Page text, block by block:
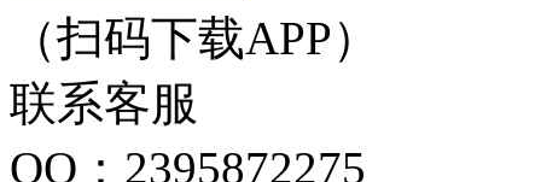
（扫码下载APP）
联系客服
QQ：2395872275